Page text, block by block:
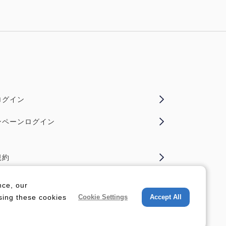
イン
ペーンログイン
約
our
these cookies
Cookie Settings Accept All